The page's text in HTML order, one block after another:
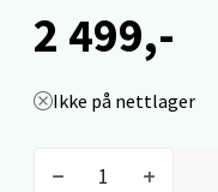
2 499,-
Ikke på nettlager
Mo i Rana -
Åpent i dag 10-18